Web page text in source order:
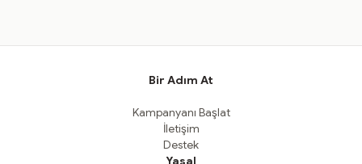
Bir Adım At
Kampanyanı Başlat
İletişim
Destek
Yasal